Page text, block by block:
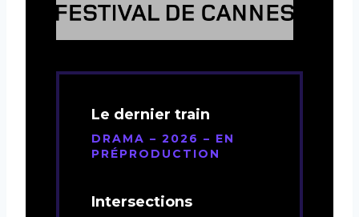
Le dernier train
DRAMA – 2026 – EN
PRÉPRODUCTION
Intersections